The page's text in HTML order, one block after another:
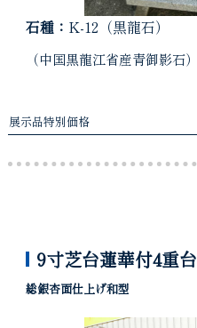
石種： K-12（黒龍石）
（中国黒龍江省産青御影石）
展示品特別価格
9寸芝台蓮華付4重台
総銀杏面仕上げ和型